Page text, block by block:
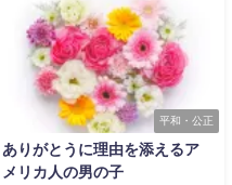
平和・公正
ありがとうに理由を添えるア
メリカ人の男の子